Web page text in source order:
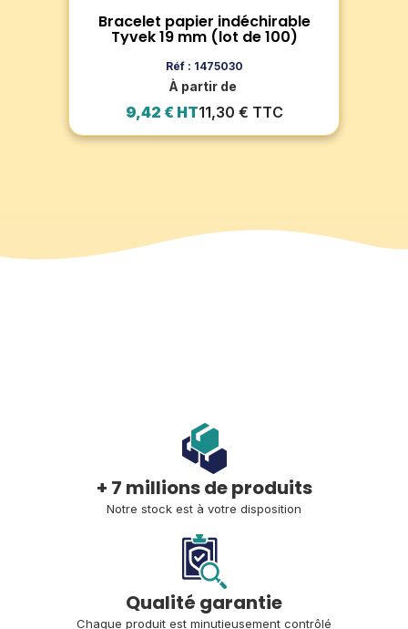
Bracelet papier indéchirable
Tyvek 19 mm (lot de 100)
Réf : 1475030
À partir de
9,42 € HT11,30 € TTC
Voir le produit
Ajouter au panier
+ 7 millions de produits
Notre stock est à votre disposition
Qualité garantie
Chaque produit est minutieusement contrôlé